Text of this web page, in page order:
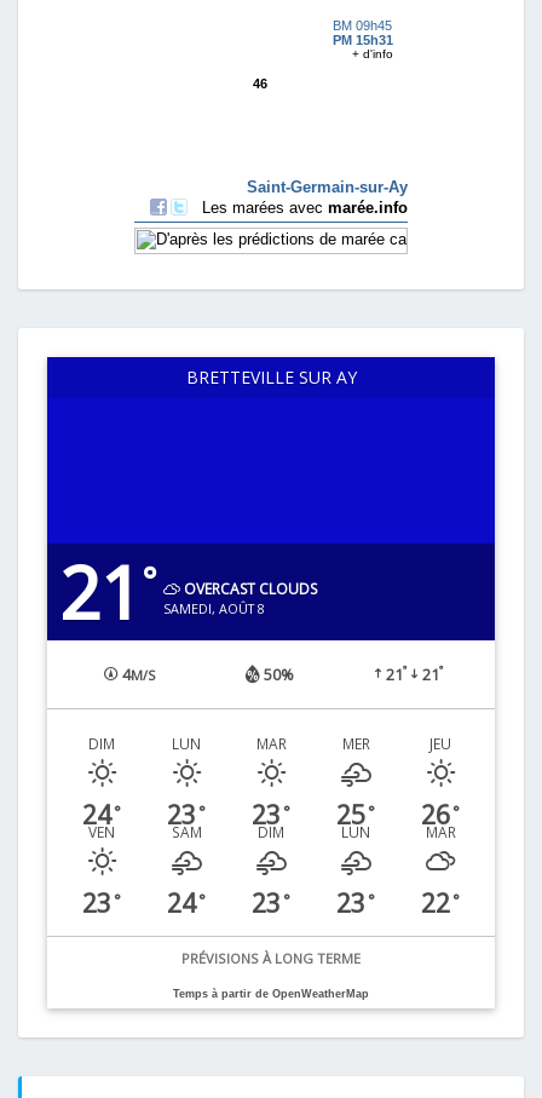
BRETTEVILLE SUR AY
21 ° OVERCAST CLOUDS
SAMEDI, AOÛT 8
4M/S 50% 21° 21°
DIM
24°
LUN
23 °
MAR
23 °
MER
25°
JEU
26°
VEN
23 °
SAM
24°
DIM
23 °
LUN
23 °
MAR
22°
PRÉVISIONS À LONG TERME
Temps à partir de OpenWeatherMap